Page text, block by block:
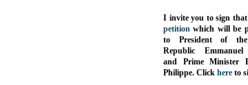
I invite you to sign
petition which will be
to President of the
Republic
and Prime Minister
Philippe. Click here to